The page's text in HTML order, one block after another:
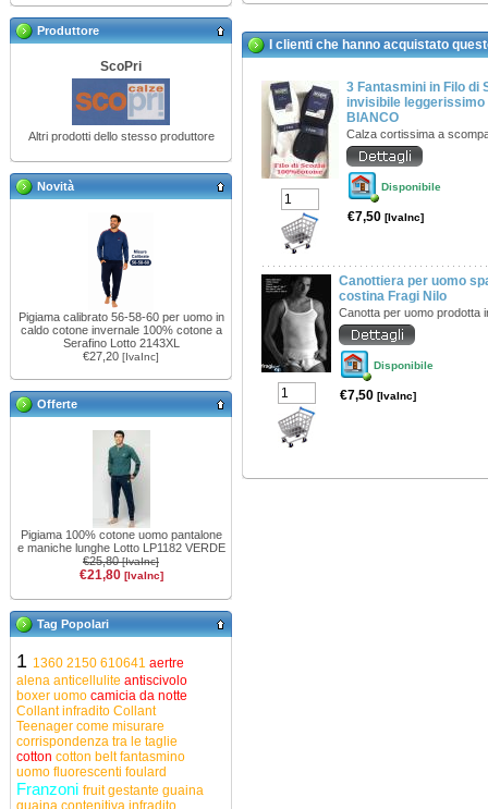
Produttore
ScoPri
Altri prodotti dello stesso produttore
Novità
Pigiama calibrato 56-58-60 per uomo in
caldo cotone invernale 100% cotone a
Serafino Lotto 2143XL
€27,20 [IvaInc]
Offerte
Pigiama 100% cotone uomo pantalone
e maniche lunghe Lotto LP1182 VERDE
€25,80[IvaInc]
€21,80 [IvaInc]
Tag Popolari
1 1360 2150 610641 aertre
alena anticellulite antiscivolo
boxer uomo camicia da notte
Collant infradito Collant
Teenager come misurare
corrispondenza tra le taglie
cotton cotton beltfantasmino
uomo fluorescenti foulard
Franzoni fruitgestante guaina
guaina contenitiva infradito
I clienti che hanno acquistato
3 Fantasmini in Filo di
invisibile leggerissimo
BIANCO
Calza cortissima a
Disponibile
€7,50 [IvaInc]
Canottiera per uomo
costina Fragi Nilo
Canotta per uomo prodotta
Disponibile
€7,50 [IvaInc]